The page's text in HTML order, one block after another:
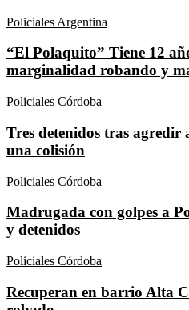
Policiales Argentina
“El Polaquito” Tiene 12
marginalidad robando y
Policiales Córdoba
Tres detenidos tras agredir
una colisión
Policiales Córdoba
Madrugada con golpes a
y detenidos
Policiales Córdoba
Recuperan en barrio Alta